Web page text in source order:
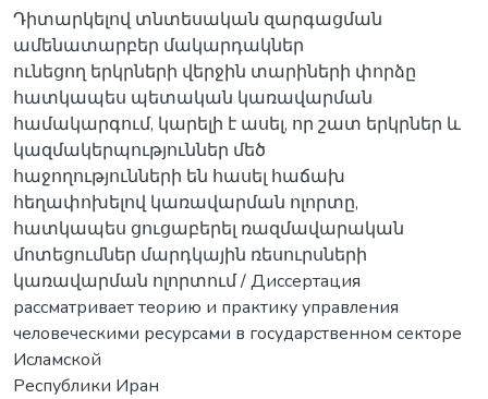
Դիտարկելով տնտեսական զարգացման
ամենատարբեր մակարդակներ
ունեցող երկրների վերջին տարիների փորձը
հատկապես պետական կառավարման
համակարգում, կարելի է ասել, որ շատ երկրներ և
կազմակերպություններ մեծ
հաջողությունների են հասել հաճախ
հեղափոխելով կառավարման ոլորտը,
հատկապես ցուցաբերել ռազմավարական
մոտեցումներ մարդկային ռեսուրսների
կառավարման ոլորտում / Диссертация
рассматривает теорию и практику управления
человеческими ресурсами в государственном секторе
Исламской
Республики Иран